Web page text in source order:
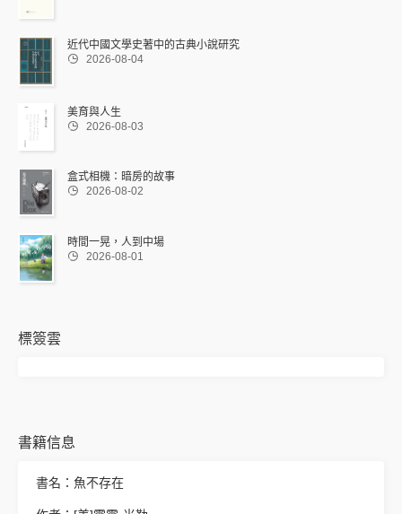
近代中國文學史著中的古典小說研究
 2026-08-04
美育與人生
 2026-08-03
盒式相機：暗房的故事
 2026-08-02
時間一晃，人到中場
 2026-08-01
標簽雲
書籍信息
書名：魚不存在